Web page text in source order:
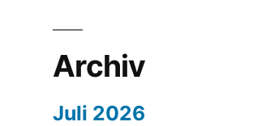
Archiv
Juli 2026